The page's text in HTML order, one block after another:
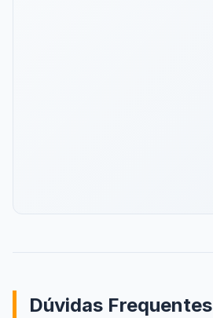
Dúvidas Frequentes